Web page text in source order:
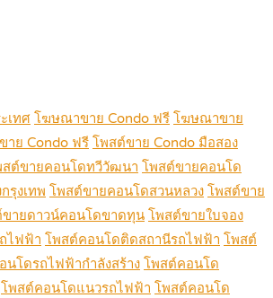
เทศ โฆษณาขาย Condo ฟรี โฆษณาขาย
าย Condo ฟรี โพสต์ขาย Condo มือสอง
สต์ขายคอนโดทวีวัฒนา โพสต์ขายคอนโด
รุงเทพ โพสต์ขายคอนโดสวนหลวง โพสต์ขาย
ายดาวน์คอนโดขาดทุน โพสต์ขายใบจอง
ไฟฟ้า โพสต์คอนโดติดสถานีรถไฟฟ้า โพสต์
นโดรถไฟฟ้ากำลังสร้าง โพสต์คอนโด
โพสต์คอนโดแนวรถไฟฟ้า โพสต์คอนโด